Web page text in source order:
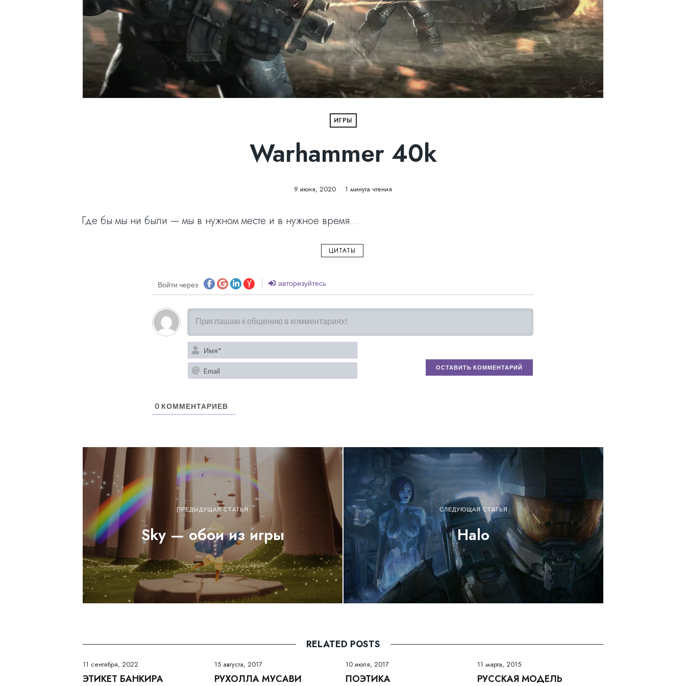
ИГРЫ
Warhammer 40k
9 июня, 2020 1 минута чтения
Где бы мы ни были — мы в нужном месте и в нужное время…
ЦИТАТЫ
Войти через авторизуйтесь
0 КОММЕНТАРИЕВ
ПРЕДЫДУЩАЯ СТАТЬЯ
Sky — обои из игры
СЛЕДУЮЩАЯ СТАТЬЯ
Halo
RELATED POSTS
11 сентября, 2022
ЭТИКЕТ БАНКИРА
15 августа, 2017
РУХОЛЛА МУСАВИ
10 июля, 2017
ПОЭТИКА
11 марта, 2015
РУССКАЯ МОДЕЛЬ